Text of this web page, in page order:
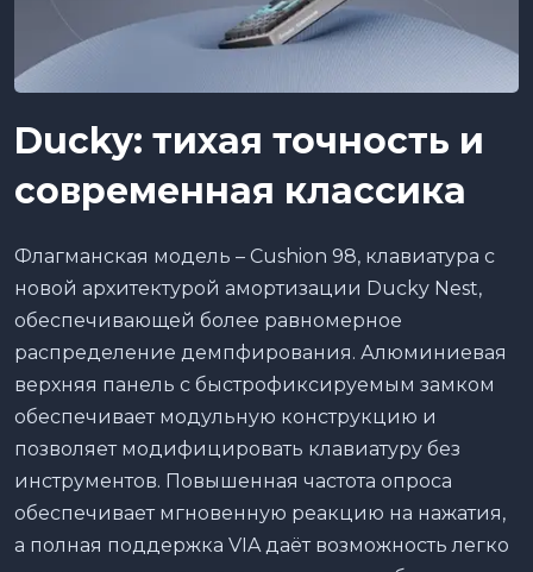
Ducky: тихая точность и
современная классика
Флагманская модель – Cushion 98, клавиатура с
новой архитектурой амортизации Ducky Nest,
обеспечивающей более равномерное
распределение демпфирования. Алюминиевая
верхняя панель с быстрофиксируемым замком
обеспечивает модульную конструкцию и
позволяет модифицировать клавиатуру без
инструментов. Повышенная частота опроса
обеспечивает мгновенную реакцию на нажатия,
а полная поддержка VIA даёт возможность легко